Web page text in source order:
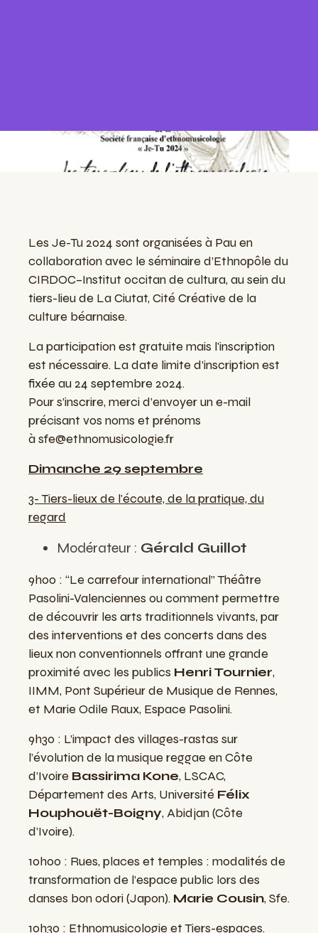
Les Je-Tu 2024 sont organisées à Pau en
collaboration avec le séminaire d’Ethnopôle du
CIRDOC–Institut occitan de cultura, au sein du
tiers-lieu de La Ciutat, Cité Créative de la
culture béarnaise.
La participation est gratuite mais l'inscription
est nécessaire. La date limite d’inscription est
fixée au 24 septembre 2024.
Pour s’inscrire, merci d’envoyer un e-mail
précisant vos noms et prénoms
àsfe@ethnomusicologie.fr
Dimanche 29 septembre
3- Tiers-lieux de l'écoute, de la pratique, du
regard
Modérateur : Gérald Guillot
9h00 : “Le carrefour international” Théâtre
Pasolini-Valenciennes ou comment permettre
de découvrir les arts traditionnels vivants, par
des interventions et des concerts dans des
lieux non conventionnels offrant une grande
proximité avec les publics Henri Tournier,
IIMM, Pont Supérieur de Musique de Rennes,
et Marie Odile Raux, Espace Pasolini.
9h30 : L’impact des villages-rastas sur
l’évolution de la musique reggae en Côte
d’Ivoire Bassirima Kone, LSCAC,
Département des Arts, Université Félix
Houphouët-Boigny, Abidjan (Côte
d’Ivoire).
10h00 : Rues, places et temples : modalités de
transformation de l’espace public lors des
danses bon odori (Japon). Marie Cousin, Sfe.
10h30 : Ethnomusicologie et Tiers-espaces.